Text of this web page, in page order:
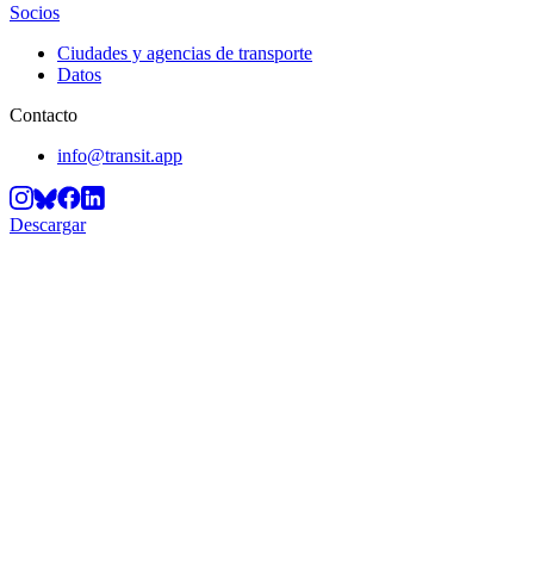
Socios
Ciudades y agencias de transporte
Datos
Contacto
info@transit.app
Descargar